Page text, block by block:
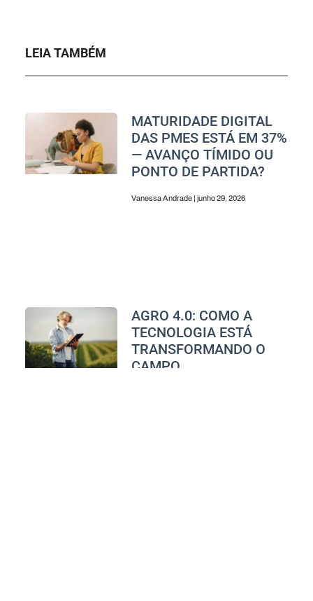
LEIA TAMBÉM
MATURIDADE DIGITAL
DAS PMES ESTÁ EM 37%
— AVANÇO TÍMIDO OU
PONTO DE PARTIDA?
Vanessa Andrade junho 29, 2026
AGRO 4.0: COMO A
TECNOLOGIA ESTÁ
TRANSFORMANDO O
CAMPO